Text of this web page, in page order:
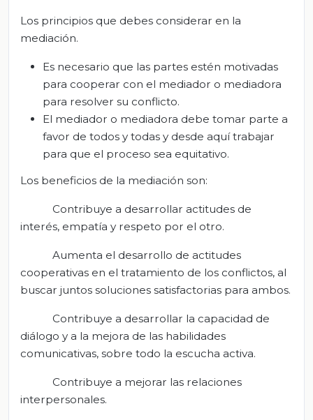
Los principios que debes considerar en la
mediación.
Es necesario que las partes estén motivadas
para cooperar con el mediador o mediadora
para resolver su conflicto.
El mediador o mediadora debe tomar parte a
favor de todos y todas y desde aquí trabajar
para que el proceso sea equitativo.
Los beneficios de la mediación son:
Contribuye a desarrollar actitudes de
interés, empatía y respeto por el otro.
Aumenta el desarrollo de actitudes
cooperativas en el tratamiento de los conflictos, al
buscar juntos soluciones satisfactorias para ambos.
Contribuye a desarrollar la capacidad de
diálogo y a la mejora de las habilidades
comunicativas, sobre todo la escucha activa.
Contribuye a mejorar las relaciones
interpersonales.